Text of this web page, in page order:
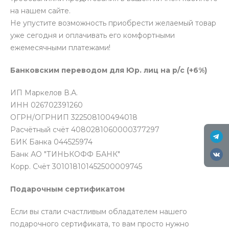
на нашем сайте.
Не упустите возможность приобрести желаемый товар
уже сегодня и оплачивать его комфортными
ежемесячными платежами!
Банковским переводом для Юр. лиц на р/с (+6%)
ИП Маркелов В.А.
ИНН 026702391260
ОГРН/ОГРНИП 322508100494018
Расчётный счёт 4080281060000377297
БИК Банка 044525974
Банк АО "ТИНЬКОФФ БАНК"
Корр. Счёт 301018101452500009745
Подарочным сертификатом
Если вы стали счастливым обладателем нашего
подарочного сертификата, то вам просто нужно